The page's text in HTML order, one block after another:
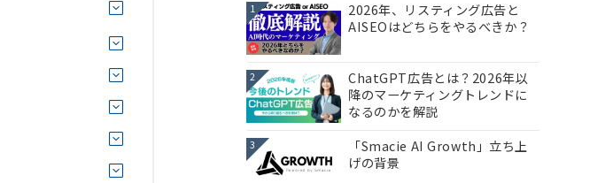
1
2026年、リスティング広告と
AISEOはどちらをやるべきか？
2
ChatGPT広告とは？2026年以
降のマーケティングトレンドに
なるのかを解説
3
「Smacie AI Growth」立ち上
げの背景